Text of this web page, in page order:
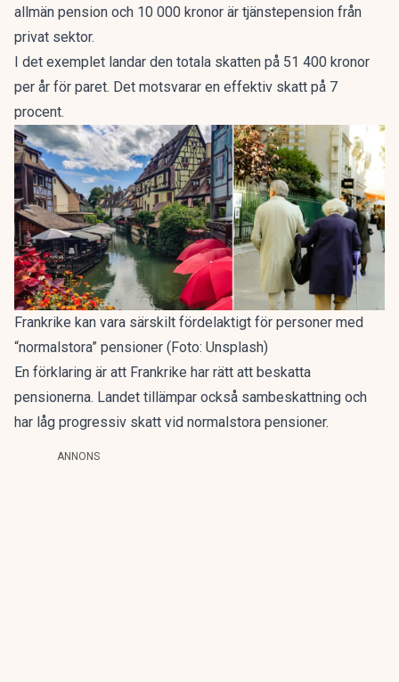
allmän pension och 10 000 kronor är tjänstepension från
privat sektor.
I det exemplet landar den totala skatten på 51 400 kronor
per år för paret. Det motsvarar en effektiv skatt på 7
procent.
Frankrike kan vara särskilt fördelaktigt för personer med
“normalstora” pensioner (Foto: Unsplash)
En förklaring är att Frankrike har rätt att beskatta
pensionerna. Landet tillämpar också sambeskattning och
har låg progressiv skatt vid normalstora pensioner.
ANNONS